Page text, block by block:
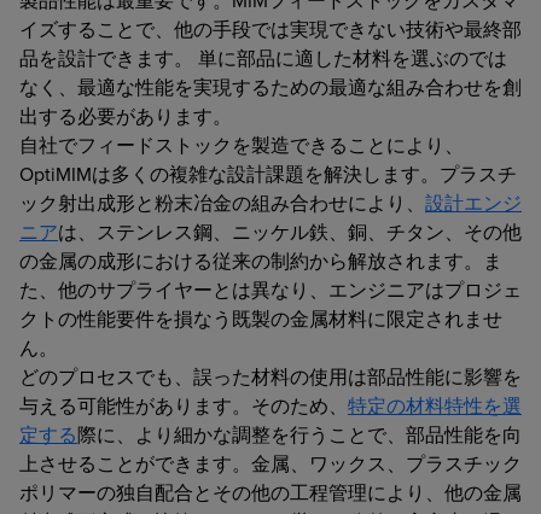
イズすることで、他の手段では実現できない技術や最終部
品を設計できます。 単に部品に適した材料を選ぶのでは
なく、最適な性能を実現するための最適な組み合わせを創
出する必要があります。
自社でフィードストックを製造できることにより、
OptiMIMは多くの複雑な設計課題を解決します。プラスチ
ック射出成形と粉末冶金の組み合わせにより、 設計エンジ
ニアは、ステンレス鋼、ニッケル鉄、銅、チタン、その他
の金属の成形における従来の制約から解放されます。ま
た、他のサプライヤーとは異なり、エンジニアはプロジェ
クトの性能要件を損なう既製の金属材料に限定されませ
ん。
どのプロセスでも、誤った材料の使用は部品性能に影響を
与える可能性があります。そのため、 特定の材料特性を選
定する際に、より細かな調整を行うことで、部品性能を向
上させることができます。金属、ワックス、プラスチック
ポリマーの独自配合とその他の工程管理により、他の金属